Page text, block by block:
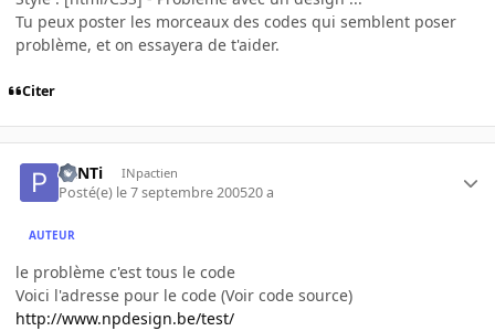
Tu peux poster les morceaux des codes qui semblent poser
problème, et on essayera de t'aider.
Citer
PaNTi INpactien
Posté(e) le 7 septembre 200520 a
AUTEUR
le problème c'est tous le code
Voici l'adresse pour le code (Voir code source)
http://www.npdesign.be/test/